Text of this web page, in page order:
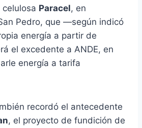
Paracel, en
Pedro, que —según indicó
energía a partir de
el excedente a ANDE, en
energía a tarifa
recordó el antecedente
, el proyecto de fundición de